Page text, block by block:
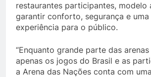
restaurantes participantes, modelo
garantir conforto, segurança e uma
experiência para o público.
“Enquanto grande parte das
apenas os jogos do Brasil e as
a Arena das Nações conta com